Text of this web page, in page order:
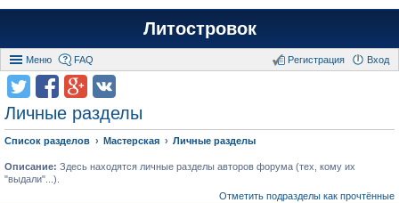
Литостровок
Меню FAQ Вход
Регистрация
Личные разделы
Список разделов Мастерская Личные разделы
Описание: Здесь находятся личные разделы авторов форума (тех, кому их
"выдали"...).
Отметить подразделы как прочтённые